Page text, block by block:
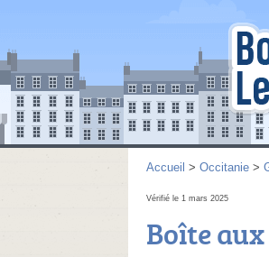
Accueil > Occitanie >
Vérifié le 1 mars 2025
Boîte